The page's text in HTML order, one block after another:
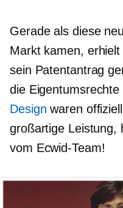
Gerade als diese
Markt kamen,
sein Patentantrag
die Eigentumsrechte
Design waren
großartige Leistung,
vom Ecwid-Team!